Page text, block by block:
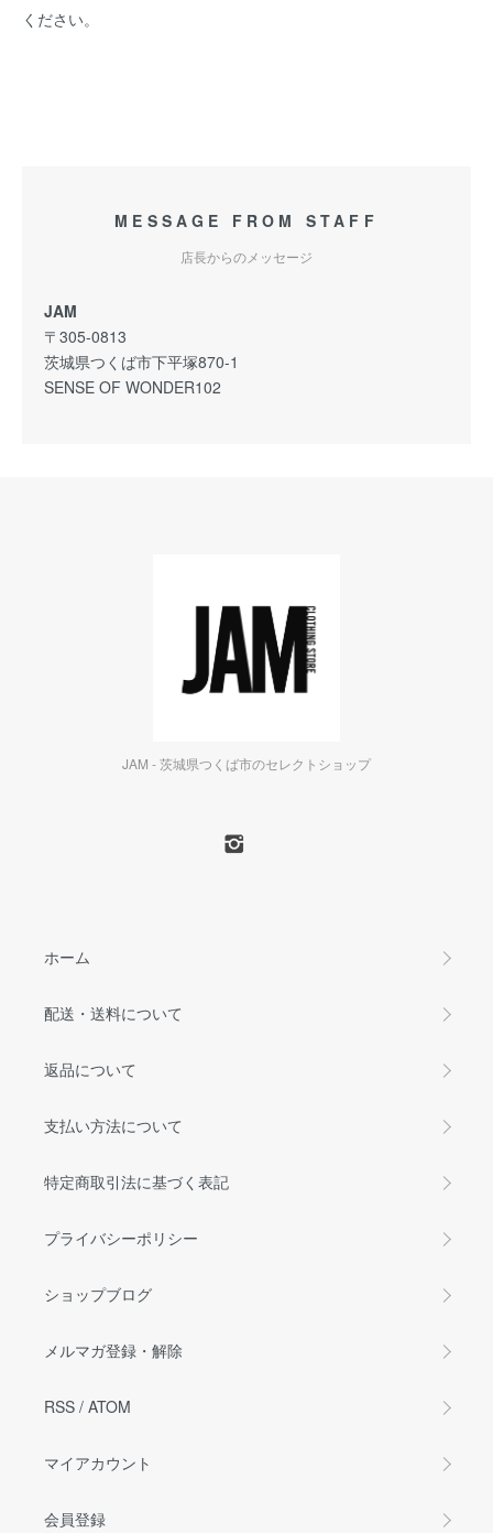
ください。
MESSAGE FROM STAFF
店長からのメッセージ
JAM
〒305-0813
茨城県つくば市下平塚870-1
SENSE OF WONDER102
JAM - 茨城県つくば市のセレクトショップ
ホーム
配送・送料について
返品について
支払い方法について
特定商取引法に基づく表記
プライバシーポリシー
ショップブログ
メルマガ登録・解除
RSS / ATOM
マイアカウント
会員登録